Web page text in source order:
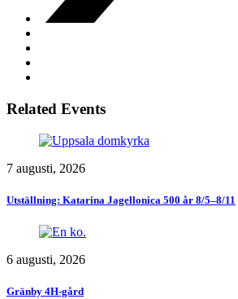
Related Events
7 augusti, 2026
Utställning: Katarina Jagellonica 500 år 8/5–8/11
6 augusti, 2026
Gränby 4H-gård